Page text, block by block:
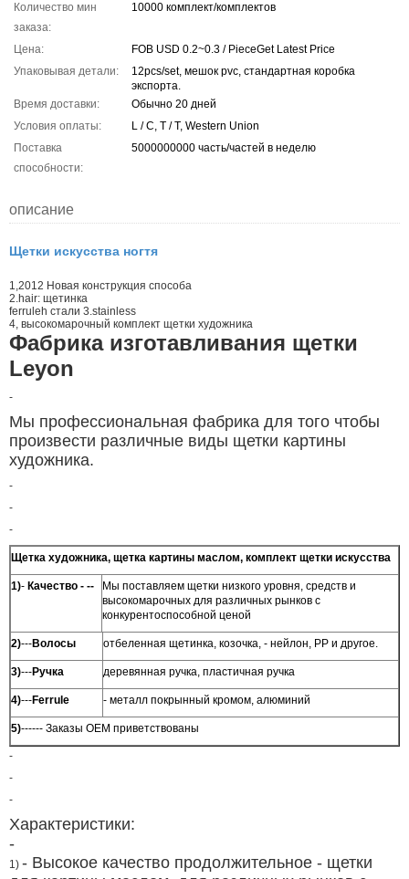
Количество мин
заказа:
10000 комплект/комплектов
Цена:
FOB USD 0.2~0.3 / PieceGet Latest Price
Упаковывая детали:
12pcs/set, мешок pvc, стандартная коробка
экспорта.
Время доставки:
Обычно 20 дней
Условия оплаты:
L / C, T / T, Western Union
Поставка
способности:
5000000000 часть/частей в неделю
описание
Щетки искусства ногтя
1,2012 Новая конструкция способа
2.hair: щетинка
ferruleh стали 3.stainless
4, высокомарочный комплект щетки художника
Фабрика изготавливания щетки
Leyon
-
Мы профессиональная фабрика для того чтобы
произвести различные виды щетки картины
художника.
-
-
-
Щетка художника, щетка картины маслом, комплект щетки искусства
1)- Качество - --
Мы поставляем щетки низкого уровня, средств и
высокомарочных для различных рынков с
конкурентоспособной ценой
2)---Волосы отбеленная щетинка, козочка, - нейлон, PP и другое.
3)---Ручка деревянная ручка, пластичная ручка
4)---Ferrule - металл покрынный кромом, алюминий
5)------ Заказы OEM приветствованы
-
-
-
Характеристики:
-
1) - Высокое качество продолжительное - щетки